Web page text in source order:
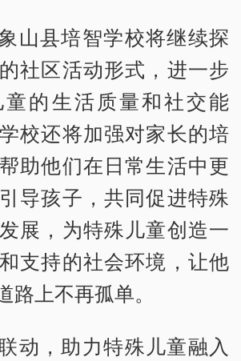
山县培智学校将继续探
社区活动形式，进一步
的生活质量和社交能
校还将加强对家长的培
助他们在日常生活中更
导孩子，共同促进特殊
展，为特殊儿童创造一
支持的社会环境，让他
路上不再孤单。
动，助力特殊儿童融入